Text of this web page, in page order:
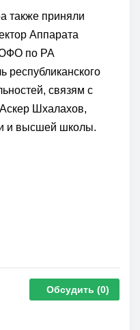
также приняли
Аппарата
ЮФО по РА
республиканского
связям с
Шхалахов,
и высшей школы.
Обсудить (0)